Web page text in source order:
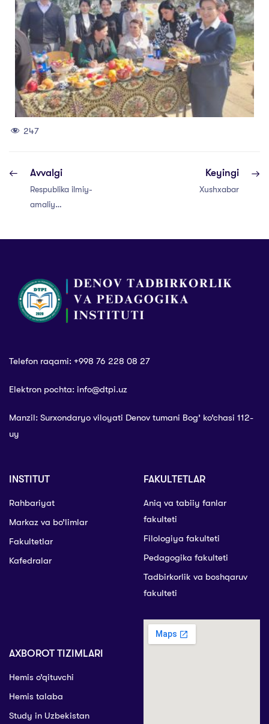
247
Avvalgi
Respublika ilmiy-
amaliy
Keyingi
Xushxabar
Telefon raqami: +998 76 228 08 27
Elektron pochta: info@dtpi.uz
Manzil: Surxondaryo viloyati Denov tumani Bog’ ko’chasi 112-
uy
INSTITUT
Rahbariyat
Markaz va bo’limlar
Fakultetlar
Kafedralar
FAKULTETLAR
Aniq va tabiiy fanlar
fakulteti
Filologiya fakulteti
Pedagogika fakulteti
Tadbirkorlik va boshqaruv
fakulteti
AXBOROT TIZIMLARI
Hemis o’qituvchi
Hemis talaba
Study in Uzbekistan